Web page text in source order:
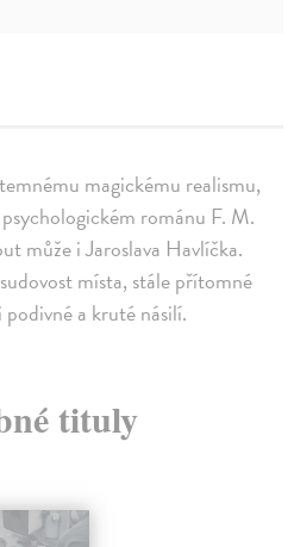
magickému realismu,
románu F. M.
může i Jaroslava Havlíčka.
místa, stále přítomné
a kruté násilí.
tituly